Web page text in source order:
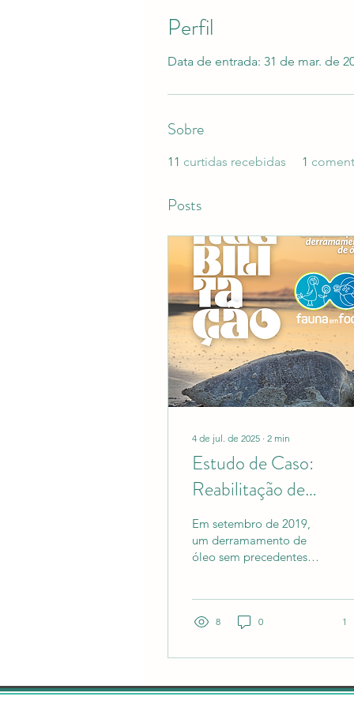
Perfil
Data de entrada: 31 de mar. de
Sobre
11 curtidas recebidas 1
Posts
4 de jul. de 2025 ∙ 2 min
Estudo de Caso:
Reabilitação de
Tartaruga Oliva Após
Derramamento de
Em setembro de 2019,
um derramamento de
óleo sem precedentes
estados do...
8 0 1